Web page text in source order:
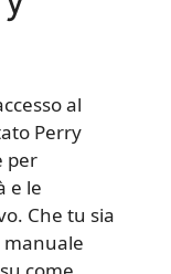
al
Perry
per
e le
Che tu sia